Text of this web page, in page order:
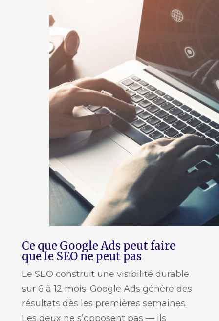
Ce que Google Ads peut faire
que le SEO ne peut pas
Le SEO construit une visibilité durable
sur 6 à 12 mois. Google Ads génère des
résultats dès les premières semaines.
Les deux ne s’opposent pas — ils